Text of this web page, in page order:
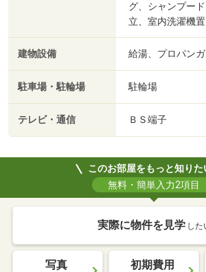
グ、シャンプー
立、室内洗濯機
建物設備 給湯、プロパン
駐車場・駐輪場 駐輪場
テレビ・通信 ＢＳ端子
このお部屋をもっと知りた
無料・簡単入力2項目
実際に物件を見学 した
写真 初期費用